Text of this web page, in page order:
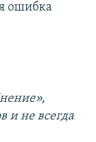
ошибка
и не всегда